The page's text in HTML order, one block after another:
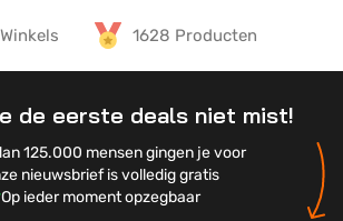
1628 Producten
de eerste deals niet mist!
125.000 mensen gingen je voor
nieuwsbrief is volledig gratis
Op ieder moment opzegbaar